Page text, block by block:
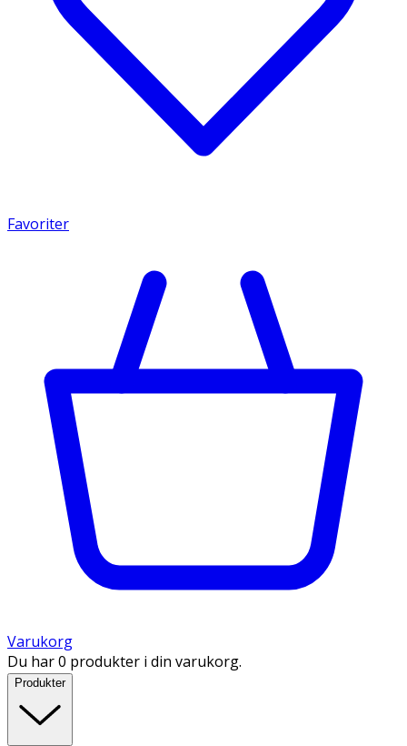
Favoriter
Varukorg
Du har 0 produkter i din varukorg.
Produkter